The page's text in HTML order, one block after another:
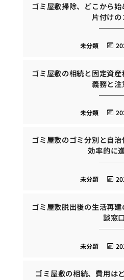
ゴミ屋敷掃除、どこから
片付けの
未分類
ゴミ屋敷の相続と固定資
義務と注
未分類
ゴミ屋敷のゴミ分別と自治
効率的に
未分類
ゴミ屋敷脱出後の生活再
談窓口
未分類
ゴミ屋敷の相続、費用は